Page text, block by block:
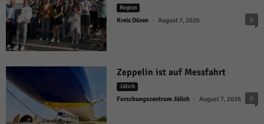
Region
Kreis Düren - August 7, 2026 0
Zeppelin ist auf Messfahrt
Jülich
Forschungszentrum Jülich - August 7, 2026 0